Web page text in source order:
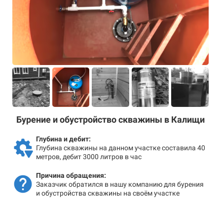
Бурение и обустройство скважины в Калищи
Глубина и дебит:
Глубина скважины на данном участке составила 40
метров, дебит 3000 литров в час
Причина обращения:
Заказчик обратился в нашу компанию для бурения
и обустройства скважины на своём участке